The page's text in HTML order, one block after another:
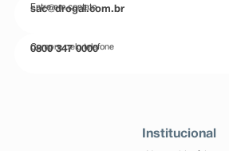
Entre em contato
sac@drogal.com.br
Compre pelo telefone
0800 347 0000
Institucional